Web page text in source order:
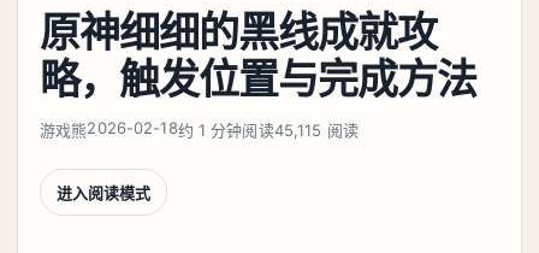
原神细细的黑线成就攻
略，触发位置与完成方法
游戏熊2026-02-18约 1 分钟阅读45,115 阅读
进入阅读模式